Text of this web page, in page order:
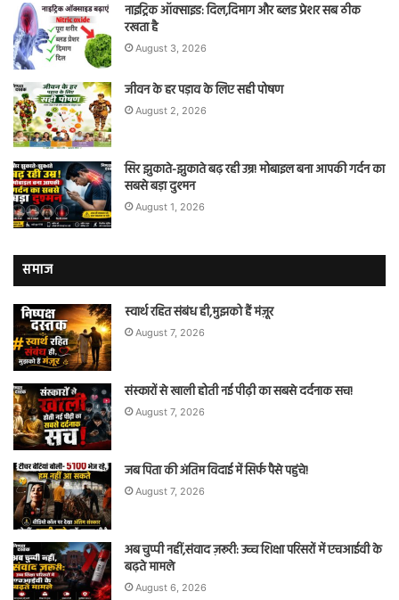
नाइट्रिक ऑक्साइड: दिल,दिमाग और ब्लड प्रेशर सब ठीक
रखता है
August 3, 2026
जीवन के हर पड़ाव के लिए सही पोषण
August 2, 2026
सिर झुकाते-झुकाते बढ़ रही उम्र! मोबाइल बना आपकी गर्दन का
सबसे बड़ा दुश्मन
August 1, 2026
समाज
स्वार्थ रहित संबंध ही,मुझको हैं मंज़ूर
August 7, 2026
संस्कारों से खाली होती नई पीढ़ी का सबसे दर्दनाक सच!
August 7, 2026
जब पिता की अंतिम विदाई में सिर्फ पैसे पहुंचे!
August 7, 2026
अब चुप्पी नहीं,संवाद ज़रूरी: उच्च शिक्षा परिसरों में एचआईवी के
बढ़ते मामले
August 6, 2026